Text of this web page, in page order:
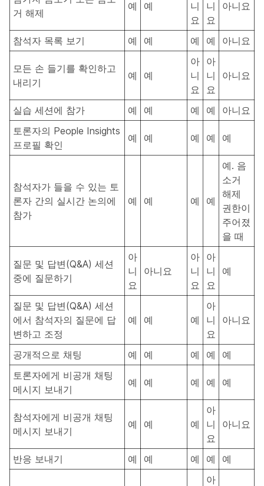
거 해제
예 예
니
요
니
요
아니요
참석자 목록 보기 예 예 예 예 아니요
모든 손 들기를 확인하고
내리기
예 예
아
니
요
아
니
요
아니요
실습 세션에 참가 예 예 예 예
아니요
토론자의 People Insights
프로필 확인
예 예 예 예 예
참석자가 들을 수 있는 토
론자 간의 실시간 논의에
참가
예 예 예 예
예. 음
소거
해제
권한이
주어졌
을 때
질문 및 답변(Q&A) 세션
중에 질문하기
아
니
요
아니요
아
니
요
아
니
요
예
질문 및 답변(Q&A) 세션
에서 참석자의 질문에 답
변하고 조정
예 예 예
아
니
요
아니요
공개적으로 채팅 예 예 예 예
예
토론자에게 비공개 채팅
메시지 보내기
예 예 예 예 예
참석자에게 비공개 채팅
메시지 보내기
예 예 예
아
니
요
아니요
반응 보내기 예 예 예 예 예
아